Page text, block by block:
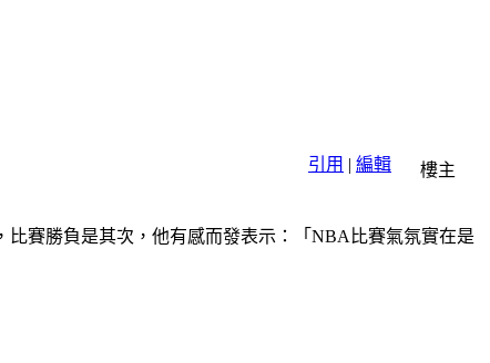
引用 | 編輯 樓主
賽勝負是其次，他有感而發表示：「NBA比賽氣氛實在是